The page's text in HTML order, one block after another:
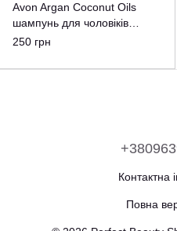
Avon Argan Coconut Oils
шампунь для чоловіків
700мл.
250 грн
Контактна
Повна